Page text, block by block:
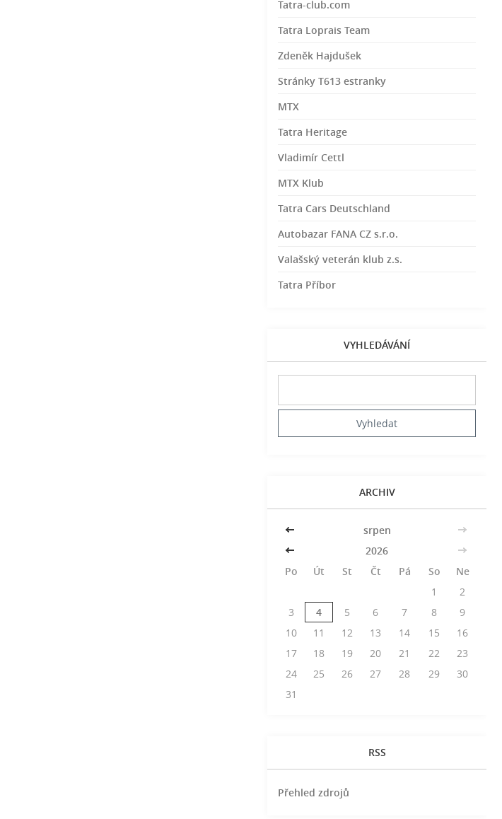
Tatra-club.com
Tatra Loprais Team
Zdeněk Hajdušek
Stránky T613 estranky
MTX
Tatra Heritage
Vladimír Cettl
MTX Klub
Tatra Cars Deutschland
Autobazar FANA CZ s.r.o.
Valašský veterán klub z.s.
Tatra Příbor
VYHLEDÁVÁNÍ
ARCHIV
<< srpen
>>
<<
2026
>>
Po
Út St Čt Pá So
Ne
1
2
3
4 5 6 7 8
9
10
11 12 13 14 15
16
17
18 19 20 21 22
23
24
25 26 27 28 29
30
31
RSS
Přehled zdrojů